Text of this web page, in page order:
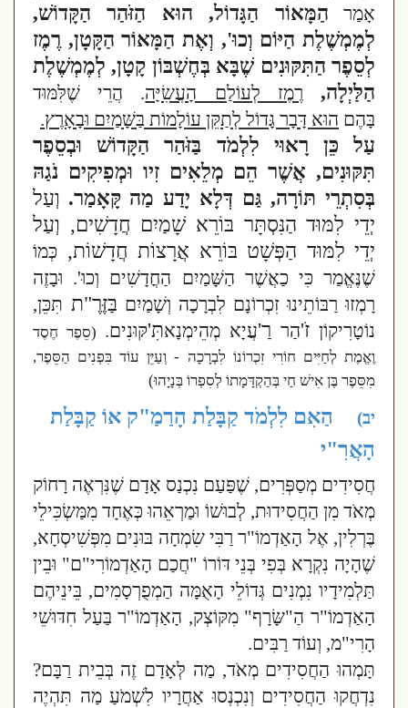
אָמַר
הַמָּאוֹר הַגָּדוֹל, הוּא הַזֹּהַר הַקָּדוֹשׁ,
לְמֶמְשֶׁלֶת הַיּוֹם וְכוּ', וְאֶת הַמָּאוֹר הַקָּטָן, רֶמֶז
לְסֵפֶר הַתִּקּוּנִים שֶׁבָּא בְּחֶשְׁבּוֹן קָטָן, לְמֶמְשֶׁלֶת
הַלַּיְלָה,
רֶמֶז לְעוֹלַם הָעֲשִׂיָּה. הֲרֵי שֶׁלִּמּוּד
בָּהֶם הוּא דָּבָר גָּדוֹל לְתַקֵּן עוֹלָמוֹת בַּשָּׁמַיִם וּבָאָרֶץ.
עַל כֵּן רָאוּי לִלְמֹד בַּזֹּהַר הַקָּדוֹשׁ וּבְסֵפֶר
תִּקּוּנִים, אֲשֶׁר הֵם מְלֵאִים זִיו וּמְפִיקִים נֹגַהּ
בְּסִתְרֵי תּוֹרָה, גַּם דְּלָא יָדַע מַה קָּאָמַר. וְעַל
יְדֵי לִמּוּד הַנִּסְתָּר בּוֹרֵא שָׁמַיִם חֲדָשִׁים, וְעַל
יְדֵי לִמּוּד הַפְּשָׁט בּוֹרֵא אֲרָצוֹת חֲדָשׁוֹת, כְּמוֹ
שֶׁנֶּאֱמַר כִּי כַאֲשֶׁר הַשָּׁמַיִם הַחֳדָשִׁים וְכוּ'. וּבָזֶה
רָמְזוּ רַבּוֹתֵינוּ זִכְרוֹנָם לִבְרָכָה וְשָׁמַיִם בַּזֶּרֶ"ת תִּכֵּן,
נוֹטָרִיקוֹן זֹ' הַר רַ' עֲיָא מְהֵימְנָאתִּ'קּוּנִים. (סֵפֶר חֶסֶד
וֶאֱמֶת לְחַיִּים חוֹרִי זִכְרוֹנוֹ לִבְרָכָה - וְעַיֵּן עוֹד בִּפְנִים הַסֵּפֶר,
מִסֵּפֶר בֶּן אִישׁ חַי בְּהַקְדָּמָתוֹ לְסִפְרוֹ בְּנָיָהוּ)
יב)
הַאִם לִלְמֹד קַבָּלַת הָרַמַ"ק אוֹ קַבָּלַת
הָאֲרִ"י
חֲסִידִים מְסַפְּרִים, שֶׁפַּעַם נִכְנַס אָדָם שֶׁנִּרְאֶה רָחוֹק
מְאֹד מִן הַחֲסִידוּת, לְבוּשׁוֹ וּמַרְאֵהוּ כְּאֶחָד מִמַּשְׂכִּילֵי
בֶּרְלִין, אֶל הָאַדְמוֹ"ר רַבִּי שִׂמְחָה בּוּנִים מִפְּשִׁיסְחָא,
שֶׁהָיָה נִקְרָא בְּפִי בְּנֵי דּוֹרוֹ "חֲכַם הָאַדְמוֹרִי"ם" וּבֵין
תַּלְמִידָיו נִמְנִים גְּדוֹלֵי הָאֻמָּה הַמְפֻרְסָמִים, בֵּינֵיהֶם
הָאַדְמוֹ"ר הַ"שָּׂרָף" מִקּוֹצְק, הָאַדְמוֹ"ר בַּעַל חִדּוּשֵׁי
הָרִי"מ, וְעוֹד רַבִּים.
תָּמְהוּ הַחֲסִידִים מְאֹד, מַה לְּאָדָם זֶה בְּבֵית רַבָּם?
נִדְחֲקוּ הַחֲסִידִים וְנִכְנְסוּ אַחֲרָיו לִשְׁמֹעַ מַה תִּהְיֶה